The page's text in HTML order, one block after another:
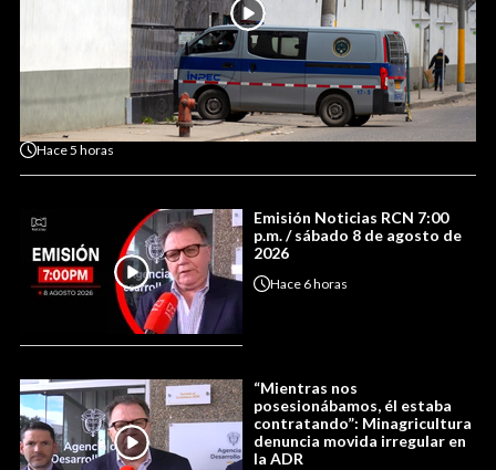
Hace5 horas
Emisión Noticias RCN 7:00
p.m. / sábado 8 de agosto de
2026
Hace 6 horas
“Mientras nos
posesionábamos, él estaba
contratando”: Minagricultura
denuncia movida irregular en
la ADR